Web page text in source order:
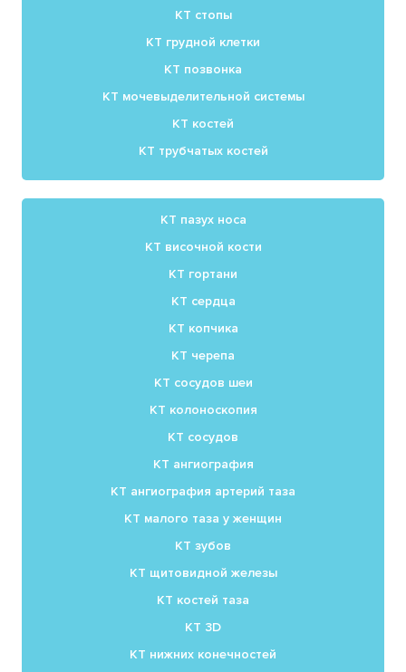
КТ стопы
КТ грудной клетки
КТ позвонка
КТ мочевыделительной системы
КТ костей
КТ трубчатых костей
КТ пазух носа
КТ височной кости
КТ гортани
КТ сердца
КТ копчика
КТ черепа
КТ сосудов шеи
КТ колоноскопия
КТ сосудов
КТ ангиография
КТ ангиография артерий таза
КТ малого таза у женщин
КТ зубов
КТ щитовидной железы
КТ костей таза
КТ 3D
КТ нижних конечностей